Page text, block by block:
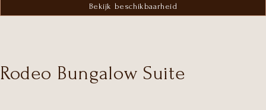
Bekijk beschikbaarheid
Rodeo Bungalow Suite